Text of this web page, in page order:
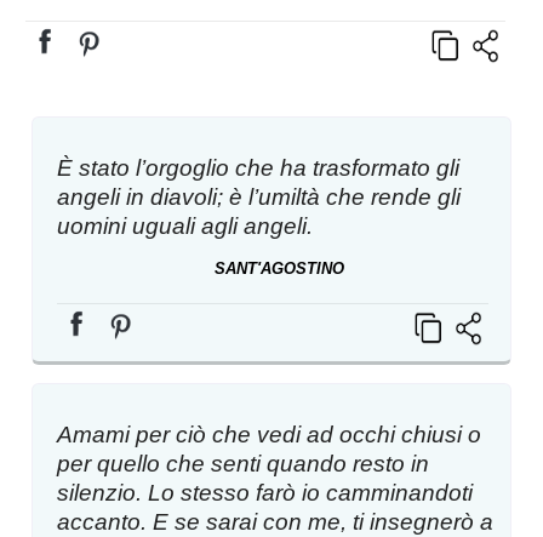
È stato l’orgoglio che ha trasformato gli
angeli in diavoli; è l’umiltà che rende gli
uomini uguali agli angeli.
SANT'AGOSTINO
Amami per ciò che vedi ad occhi chiusi o
per quello che senti quando resto in
silenzio. Lo stesso farò io camminandoti
accanto. E se sarai con me, ti insegnerò a